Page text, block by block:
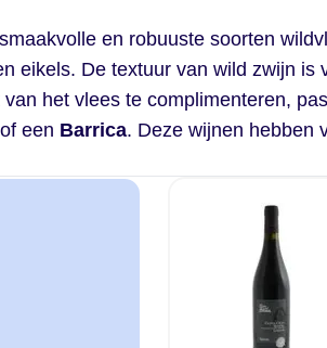
en robuuste soorten
eikels. De textuur van wild zwijn
het vlees te complimenteren,
of een Barrica. Deze wijnen hebben